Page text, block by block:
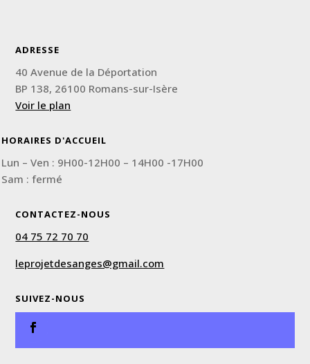
ADRESSE
40 Avenue de la Déportation
BP 138, 26100 Romans-sur-Isère
Voir le plan
HORAIRES D'ACCUEIL
Lun – Ven : 9H00-12H00 – 14H00 -17H00
Sam : fermé
CONTACTEZ-NOUS
04 75 72 70 70
leprojetdesanges@gmail.com
SUIVEZ-NOUS